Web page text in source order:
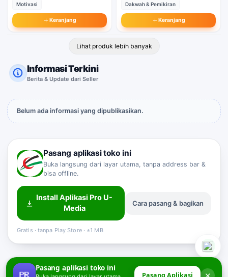
Motivasi
Keranjang
Dakwah & Pemikiran
Keranjang
Lihat produk lebih banyak
Informasi Terkini
Berita & Update dari Seller
Belum ada informasi yang dipublikasikan.
Sahabat Pro-U
Pasang aplikasi toko ini
Buka langsung dari layar utama, tanpa address bar &
bisa offline.
Install Aplikasi Pro U-
Media
Cara pasang & bagikan
Gratis · tanpa Play Store · ±1 MB
Pasang aplikasi toko ini
Pasang Aplikasi